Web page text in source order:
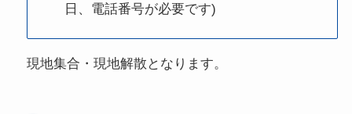
日、電話番号が必要です)
現地集合・現地解散となります。